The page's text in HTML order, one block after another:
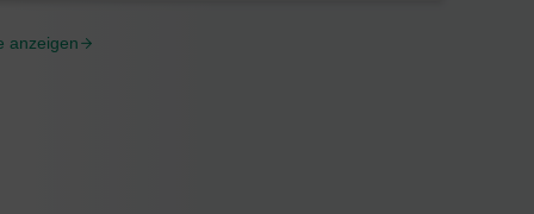
anzeigen